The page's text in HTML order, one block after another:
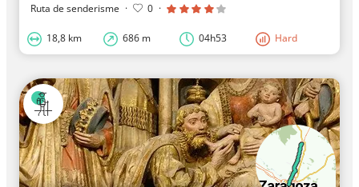
Ruta de senderisme · 0 ·
18,8 km 686 m 04h53 Hard